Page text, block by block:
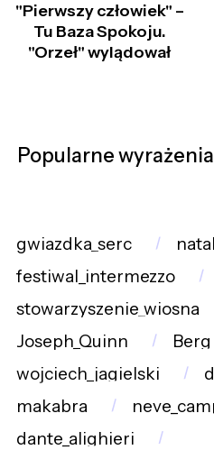
"Pierwszy człowiek" –
Tu Baza Spokoju.
"Orzeł" wylądował
Popularne wyrażenia
gwiazdka_serc
festiwal_intermezzo
stowarzyszenie_wiosna
Joseph_Quinn
Berg
wojciech_jagielski
makabra
dante_alighieri